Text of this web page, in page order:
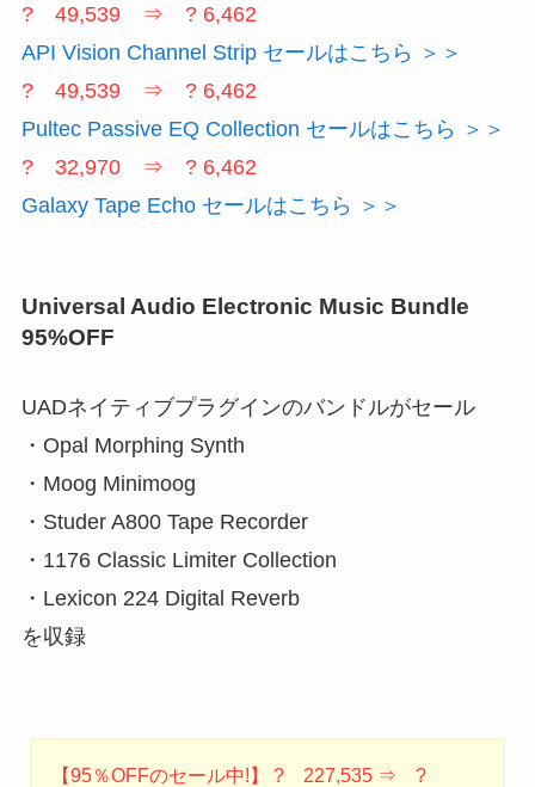
? 49,539 ⇒ ? 6,462
API Vision Channel Strip セールはこちら ＞＞
? 49,539 ⇒ ? 6,462
Pultec Passive EQ Collection セールはこちら ＞＞
? 32,970 ⇒ ? 6,462
Galaxy Tape Echo セールはこちら ＞＞
Universal Audio Electronic Music Bundle
95%OFF
UADネイティブプラグインのバンドルがセール
・Opal Morphing Synth
・Moog Minimoog
・Studer A800 Tape Recorder
・1176 Classic Limiter Collection
・Lexicon 224 Digital Reverb
を収録
【95％OFFのセール中!】 ? 227,535 ⇒ ?